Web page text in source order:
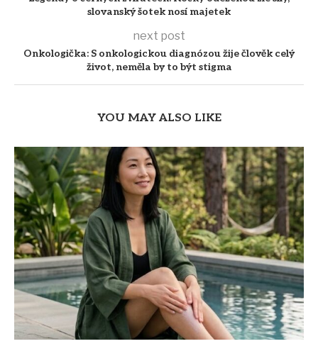
slovanský šotek nosí majetek
next post
Onkologička: S onkologickou diagnózou žije člověk celý
život, neměla by to být stigma
YOU MAY ALSO LIKE